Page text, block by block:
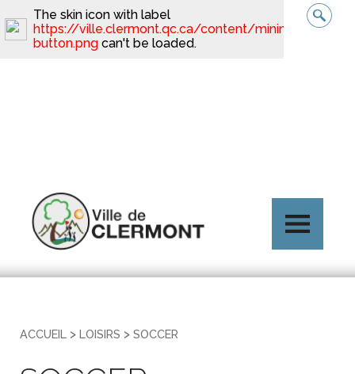
ACCUEIL > LOISIRS > SOCCER
The skin icon with label
https://ville.clermont.qc.ca/content/
button.png can't be loaded.